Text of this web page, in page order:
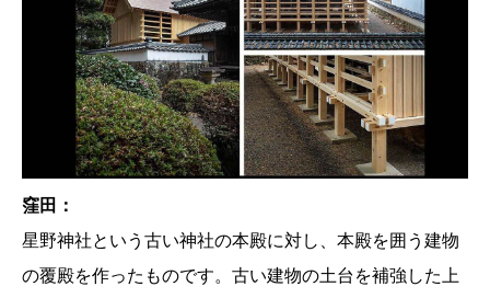
窪田：
星野神社という古い神社の本殿に対し、本殿を囲う建物
の覆殿を作ったものです。古い建物の土台を補強した上